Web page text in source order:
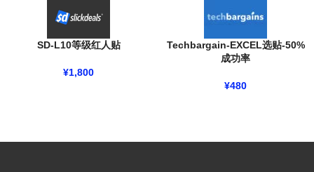
SD-L10等级红人贴
¥1,800
Techbargain-EXCEL选贴-50%
成功率
¥480